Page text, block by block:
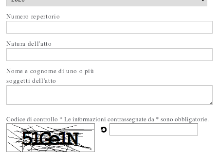
Numero repertorio
Natura dell'atto
Nome e cognome di uno o più
soggetti dell'atto
Codice di controllo * Le informazioni contrassegnate da * sono obbligatorie.